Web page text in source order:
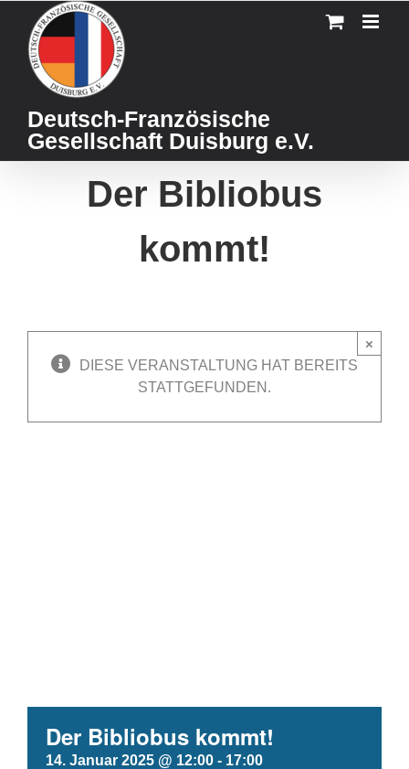
content
Deutsch-Französische
Gesellschaft Duisburg e.V.
Der Bibliobus
kommt!
DIESE VERANSTALTUNG HAT BEREITS
STATTGEFUNDEN.
×
Der Bibliobus kommt!
14. Januar 2025 @ 12:00 - 17:00